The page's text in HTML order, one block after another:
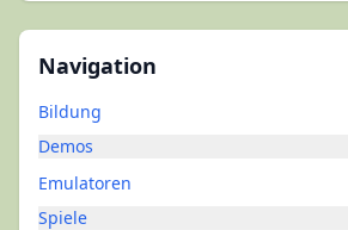
Navigation
Bildung
Demos
Emulatoren
Spiele